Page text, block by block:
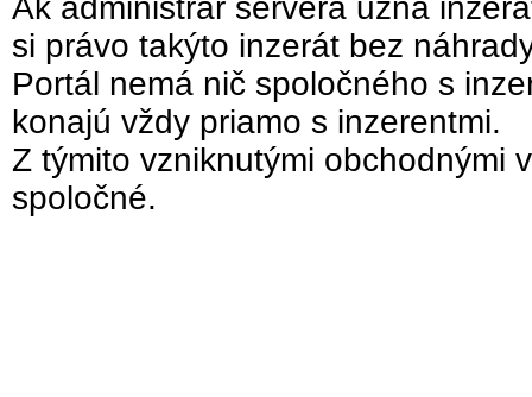
Ak administrár servera uzná
si právo takýto inzerát bez
Portál nemá nič spoločného s
konajú vždy priamo s inzerentmi.
Z týmito vzniknutými obchodnými
spoločné.